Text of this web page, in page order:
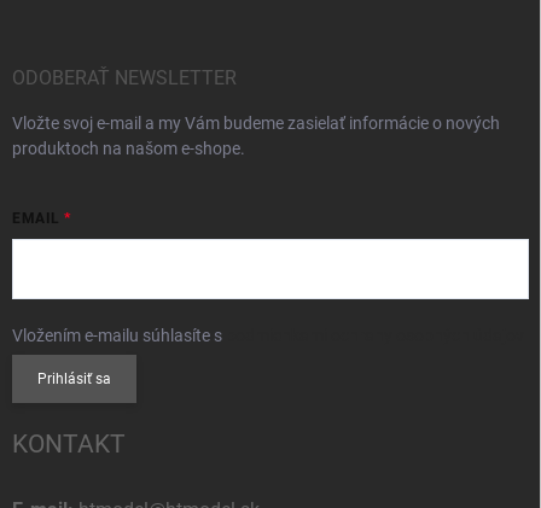
ODOBERAŤ NEWSLETTER
Vložte svoj e-mail a my Vám budeme zasielať informácie o nových
produktoch na našom e-shope.
EMAIL
Vložením e-mailu súhlasíte s
Prihlásiť sa
KONTAKT